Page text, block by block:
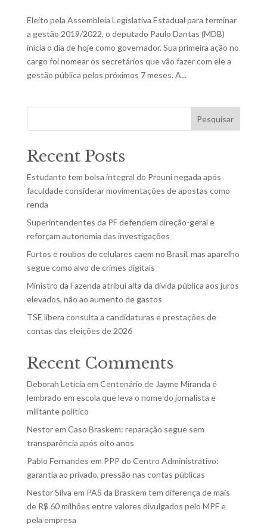
Eleito pela Assembleia Legislativa Estadual para terminar
a gestão 2019/2022, o deputado Paulo Dantas (MDB)
inicia o dia de hoje como governador. Sua primeira ação no
cargo foi nomear os secretários que vão fazer com ele a
gestão pública pelos próximos 7 meses. A...
Pesquisar
Recent Posts
Estudante tem bolsa integral do Prouni negada após
faculdade considerar movimentações de apostas como
renda
Superintendentes da PF defendem direção-geral e
reforçam autonomia das investigações
Furtos e roubos de celulares caem no Brasil, mas aparelho
segue como alvo de crimes digitais
Ministro da Fazenda atribui alta da dívida pública aos juros
elevados, não ao aumento de gastos
TSE libera consulta a candidaturas e prestações de
contas das eleições de 2026
Recent Comments
Deborah Letícia em Centenário de Jayme Miranda é
lembrado em escola que leva o nome do jornalista e
militante político
Nestorem Caso Braskem: reparação segue sem
transparência após oito anos
Pablo Fernandes em PPP do Centro Administrativo:
garantia ao privado, pressão nas contas públicas
Nestor Silva em PAS da Braskem tem diferença de mais
de R$ 60 milhões entre valores divulgados pelo MPF e
pela empresa